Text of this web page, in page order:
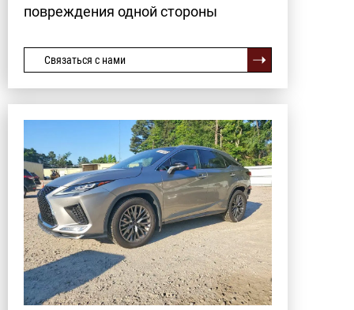
повреждения одной стороны
Связаться с нами